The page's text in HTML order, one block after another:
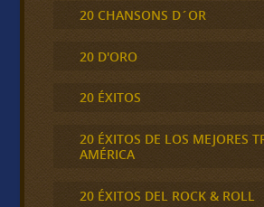
20 CHANSONS D´OR
20 D'ORO
20 ÉXITOS
20 ÉXITOS DE LOS MEJORES
AMÉRICA
20 ÉXITOS DEL ROCK & ROLL